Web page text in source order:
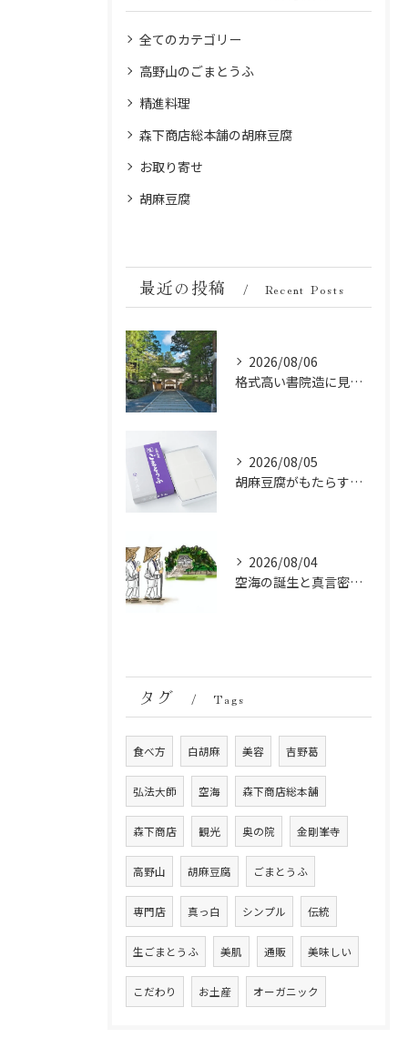
全てのカテゴリー
高野山のごまとうふ
精進料理
森下商店総本舗の胡麻豆腐
お取り寄せ
胡麻豆腐
最近の投稿 Recent Posts
2026/08/06
格式高い書院造に見る金剛峯寺の中世から近世への変遷
2026/08/05
胡麻豆腐がもたらす美肌の秘密：ビタミンEと抗酸化成分の力
2026/08/04
空海の誕生と真言密教の始まり：お遍路伝説の起点
タグ Tags
食べ方 白胡麻 美容 吉野葛
弘法大師 空海 森下商店総本舗
森下商店 観光 奥の院 金剛峯寺
高野山 胡麻豆腐 ごまとうふ
専門店 真っ白 シンプル 伝統
生ごまとうふ 美肌 通販 美味しい
こだわり お土産 オーガニック